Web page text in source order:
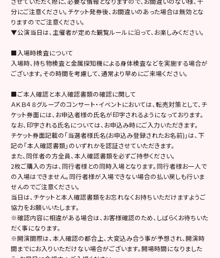
分にご注意ください。チケット発券後、お間違いのあった場合は無効とな
りますのでご注意ください。
▼公演当日は、主催者が定めた観覧ルールに沿って、お楽しみください。
■入場時検査について
入場時、持ち物検査と金属探知機による身体検査などを実施する場合が
ございます。その時間を考慮して、通常より早めにご来場ください。
■ご本人確認と本人確認書類の確認に関して
ＡＫＢ４８グループのコンサート・イベントにおいては、転売対策として、チ
ケット券面には、お申込者様の氏名が印字されるようになっております。
なお、印字される氏名については、お申込み時にご入力いただきます。
チケット券面記載の「当選者様氏名(お申込み登録されたお名前)」は、下
記の「本人確認書類」のいずれかを認証させていただきます。
また、同伴者の方全員、本人確認書類を必ずご持参ください。
2枚ご購入の方は、同行者様との同時入場となります。同行者様お一人で
の入場はできません。同行者様が入場できない場合の払い戻しも行いま
せんのでご注意ください。
当日は、チケットと本人確認書類をお忘れなくお持ちいただけますようご
協力をお願いいたします。
※確認内容に相違がある場合は、お客様確認のため、しばらくお待ちいた
だく事になります。
※開演間際は、本人確認の都合上、大変込み合う事が予想され、開演時
間までにお入りいただけない場合がございます。開場時間になりました